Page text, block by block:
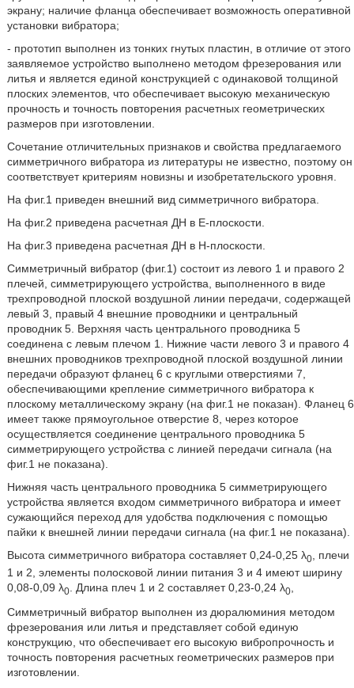
экрану; наличие фланца обеспечивает возможность оперативной
установки вибратора;
- прототип выполнен из тонких гнутых пластин, в отличие от этого
заявляемое устройство выполнено методом фрезерования или
литья и является единой конструкцией с одинаковой толщиной
плоских элементов, что обеспечивает высокую механическую
прочность и точность повторения расчетных геометрических
размеров при изготовлении.
Сочетание отличительных признаков и свойства предлагаемого
симметричного вибратора из литературы не известно, поэтому он
соответствует критериям новизны и изобретательского уровня.
На фиг.1 приведен внешний вид симметричного вибратора.
На фиг.2 приведена расчетная ДН в Е-плоскости.
На фиг.3 приведена расчетная ДН в Н-плоскости.
Симметричный вибратор (фиг.1) состоит из левого 1 и правого 2
плечей, симметрирующего устройства, выполненного в виде
трехпроводной плоской воздушной линии передачи, содержащей
левый 3, правый 4 внешние проводники и центральный
проводник 5. Верхняя часть центрального проводника 5
соединена с левым плечом 1. Нижние части левого 3 и правого 4
внешних проводников трехпроводной плоской воздушной линии
передачи образуют фланец 6 с круглыми отверстиями 7,
обеспечивающими крепление симметричного вибратора к
плоскому металлическому экрану (на фиг.1 не показан). Фланец 6
имеет также прямоугольное отверстие 8, через которое
осуществляется соединение центрального проводника 5
симметрирующего устройства с линией передачи сигнала (на
фиг.1 не показана).
Нижняя часть центрального проводника 5 симметрирующего
устройства является входом симметричного вибратора и имеет
сужающийся переход для удобства подключения с помощью
пайки к внешней линии передачи сигнала (на фиг.1 не показана).
Высота симметричного вибратора составляет 0,24-0,25 λ0, плечи
1 и 2, элементы полосковой линии питания 3 и 4 имеют ширину
0,08-0,09 λ0. Длина плеч 1 и 2 составляет 0,23-0,24 λ0,
Симметричный вибратор выполнен из дюралюминия методом
фрезерования или литья и представляет собой единую
конструкцию, что обеспечивает его высокую вибропрочность и
точность повторения расчетных геометрических размеров при
изготовлении.